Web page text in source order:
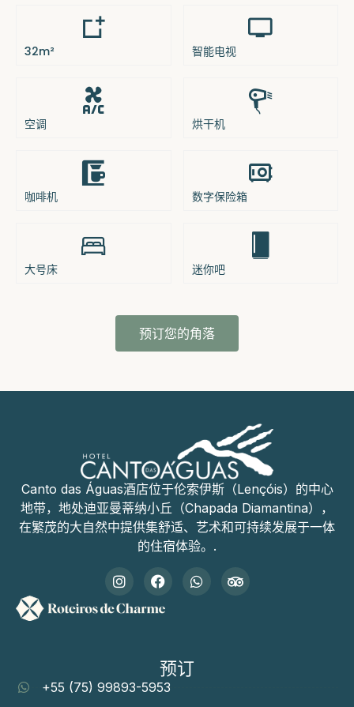
32m² 智能电视
空调 烘干机
咖啡机 数字保险箱
大号床 迷你吧
预订您的角落
Canto das Águas酒店位于伦索伊斯（Lençóis）的中心
地带，地处迪亚曼蒂纳小丘（Chapada Diamantina），
在繁茂的大自然中提供集舒适、艺术和可持续发展于一体
的住宿体验。.
预订
+55 (75) 99893-5953